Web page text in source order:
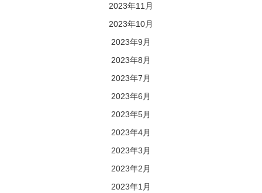
2023年11月
2023年10月
2023年9月
2023年8月
2023年7月
2023年6月
2023年5月
2023年4月
2023年3月
2023年2月
2023年1月